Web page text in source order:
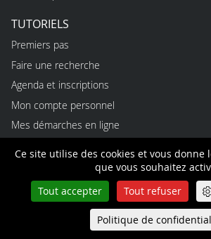
Ce site utilise des cookies et vous donne
que vous souhaitez
Tout accepter
Tout refuser
Politique de
TUTORIELS
Premiers pas
Faire une recherche
Agenda et inscriptions
Mon compte personnel
Mes démarches en ligne
ACCÉDER À LA COUR
CONTACT PRESSE
Queue-Fair